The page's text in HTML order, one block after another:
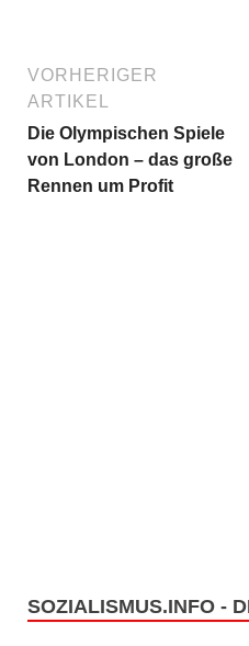
VORHERIGER
ARTIKEL
Die Olympischen Spiele
von London – das große
Rennen um Profit
SOZIALISMUS.INFO -